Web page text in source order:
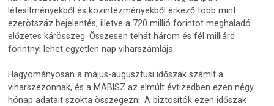
létesítményekből és közintézményekből érkező több mint
ezerötszáz bejelentés, illetve a 720 millió forintot meghaladó
előzetes kárösszeg. Összesen tehát három és fél milliárd
forintnyi lehet egyetlen nap viharszámlája.
Hagyományosan a május-augusztusi időszak számít a
viharszezonnak, és a MABISZ az elmúlt évtizedben ezen négy
hónap adatait szokta összegezni. A biztosítók ezen időszak